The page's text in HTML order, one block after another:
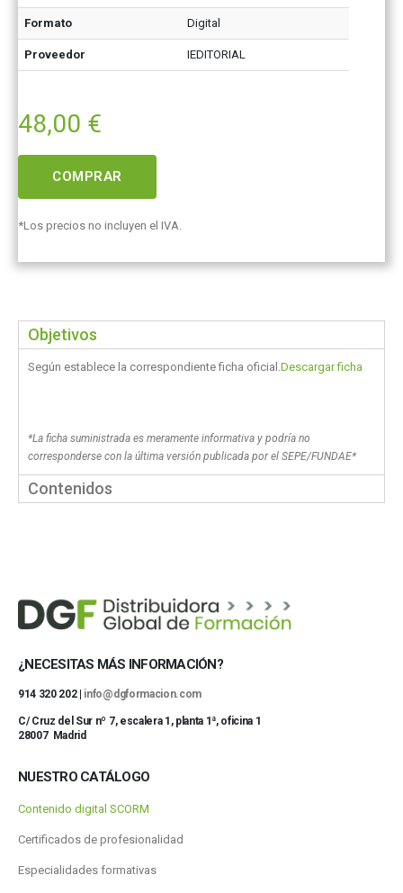
Formato Digital
Proveedor IEDITORIAL
48,00 €
COMPRAR
*Los precios no incluyen el IVA.
Objetivos
Según establece la correspondiente ficha oficial.Descargar ficha
*La ficha suministrada es meramente informativa y podría no
corresponderse con la última versión publicada por el SEPE/FUNDAE*
Contenidos
¿NECESITAS MÁS INFORMACIÓN?
914 320 202 | info@dgformacion.com
C/ Cruz del Sur nº 7, escalera 1, planta 1ª, oficina 1
28007 Madrid
NUESTRO CATÁLOGO
Contenido digital SCORM
Certificados de profesionalidad
Especialidades formativas